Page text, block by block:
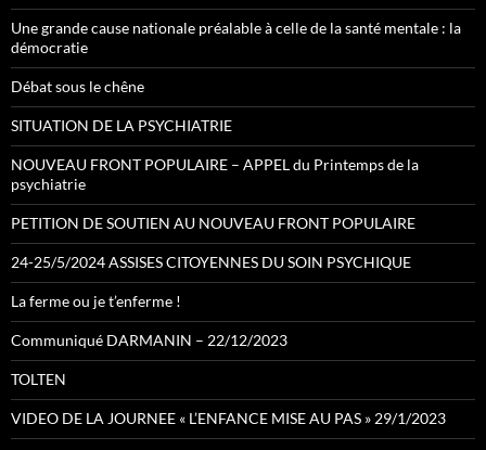
Une grande cause nationale préalable à celle de la santé mentale : la
démocratie
Débat sous le chêne
SITUATION DE LA PSYCHIATRIE
NOUVEAU FRONT POPULAIRE – APPEL du Printemps de la
psychiatrie
PETITION DE SOUTIEN AU NOUVEAU FRONT POPULAIRE
24-25/5/2024 ASSISES CITOYENNES DU SOIN PSYCHIQUE
La ferme ou je t’enferme !
Communiqué DARMANIN – 22/12/2023
TOLTEN
VIDEO DE LA JOURNEE « L’ENFANCE MISE AU PAS » 29/1/2023